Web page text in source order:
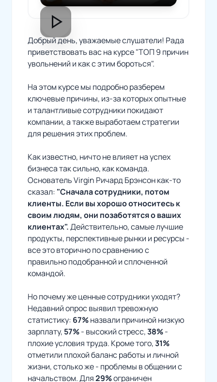
play_arrow
Добрый день, уважаемые слушатели! Рада
приветствовать вас на курсе "ТОП 9 причин
увольнений и как с этим бороться".
На этом курсе мы подробно разберем
ключевые причины, из-за которых опытные
и талантливые сотрудники покидают
компании, а также выработаем стратегии
для решения этих проблем.
Как известно, ничто не влияет на успех
бизнеса так сильно, как команда.
Основатель Virgin Ричард Брэнсон как-то
сказал: "Сначала сотрудники, потом
клиенты. Если вы хорошо относитесь к
своим людям, они позаботятся о ваших
клиентах".Действительно, самые лучшие
продукты, перспективные рынки и ресурсы -
все это вторично по сравнению с
правильно подобранной и сплоченной
командой.
Но почему же ценные сотрудники уходят?
Недавний опрос выявил тревожную
статистику: 67%назвали причиной низкую
зарплату, 57%- высокий стресс,38%-
плохие условия труда. Кроме того,31%
отметили плохой баланс работы и личной
жизни, столько же - проблемы в общении с
начальством. Для29%ограничен